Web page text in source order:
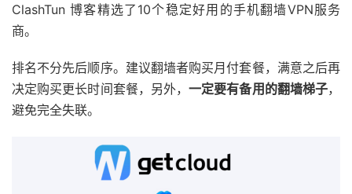
ClashTun 博客精选了10个稳定好用的手机翻墙VPN服务
商。
排名不分先后顺序。建议翻墙者购买月付套餐，满意之后再
决定购买更长时间套餐，另外，一定要有备用的翻墙梯子，
避免完全失联。